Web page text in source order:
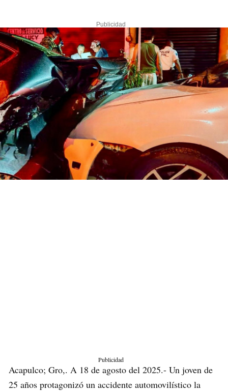
Publicidad
Publicidad
Acapulco; Gro,. A 18 de agosto del 2025.- Un joven de
25 años protagonizó un accidente automovilístico la